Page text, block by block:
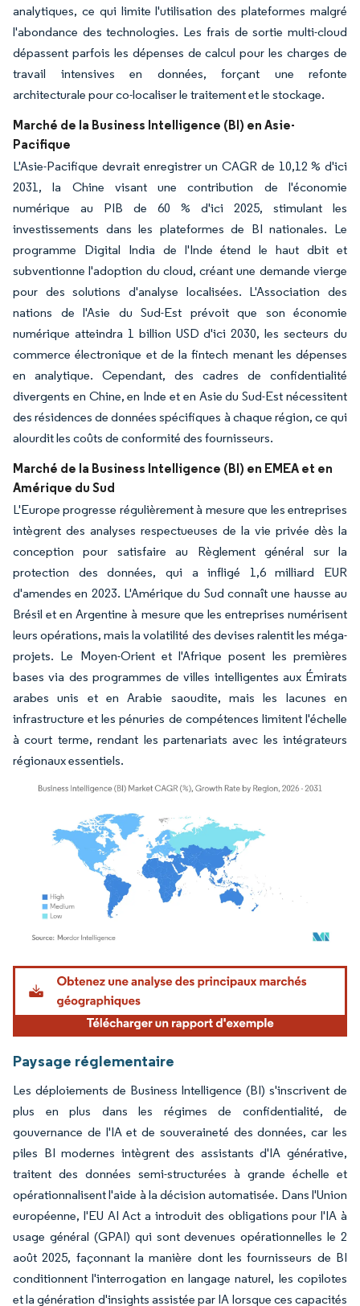
analytiques, ce qui limite l'utilisation des plateformes malgré
l'abondance des technologies. Les frais de sortie multi-cloud
dépassent parfois les dépenses de calcul pour les charges de
travail intensives en données, forçant une refonte
architecturale pour co-localiser le traitement et le stockage.
Marché de la Business Intelligence (BI) en Asie-
Pacifique
L'Asie-Pacifique devrait enregistrer un CAGR de 10,12 % d'ici
2031, la Chine visant une contribution de l'économie
numérique au PIB de 60 % d'ici 2025, stimulant les
investissements dans les plateformes de BI nationales. Le
programme Digital India de l'Inde étend le haut dbit et
subventionne l'adoption du cloud, créant une demande vierge
pour des solutions d'analyse localisées. L'Association des
nations de l'Asie du Sud-Est prévoit que son économie
numérique atteindra 1 billion USD d'ici 2030, les secteurs du
commerce électronique et de la fintech menant les dépenses
en analytique. Cependant, des cadres de confidentialité
divergents en Chine, en Inde et en Asie du Sud-Est nécessitent
des résidences de données spécifiques à chaque région, ce qui
alourdit les coûts de conformité des fournisseurs.
Marché de la Business Intelligence (BI) en EMEA et en
Amérique du Sud
L'Europe progresse régulièrement à mesure que les entreprises
intègrent des analyses respectueuses de la vie privée dès la
conception pour satisfaire au Règlement général sur la
protection des données, qui a infligé 1,6 milliard EUR
d'amendes en 2023. L'Amérique du Sud connaît une hausse au
Brésil et en Argentine à mesure que les entreprises numérisent
leurs opérations, mais la volatilité des devises ralentit les méga-
projets. Le Moyen-Orient et l'Afrique posent les premières
bases via des programmes de villes intelligentes aux Émirats
arabes unis et en Arabie saoudite, mais les lacunes en
infrastructure et les pénuries de compétences limitent l'échelle
à court terme, rendant les partenariats avec les intégrateurs
régionaux essentiels.
Image © Mordor Intelligence. La réutilisation nécessite une attribution sous CC BY
Paysage réglementaire
Les déploiements de Business Intelligence (BI) s'inscrivent de
plus en plus dans les régimes de confidentialité, de
gouvernance de l'IA et de souveraineté des données, car les
piles BI modernes intègrent des assistants d'IA générative,
traitent des données semi-structurées à grande échelle et
opérationnalisent l'aide à la décision automatisée. Dans l'Union
européenne, l'EU AI Act a introduit des obligations pour l'IA à
usage général (GPAI) qui sont devenues opérationnelles le 2
août 2025, façonnant la manière dont les fournisseurs de BI
conditionnent l'interrogation en langage naturel, les copilotes
et la génération d'insights assistée par IA lorsque ces capacités